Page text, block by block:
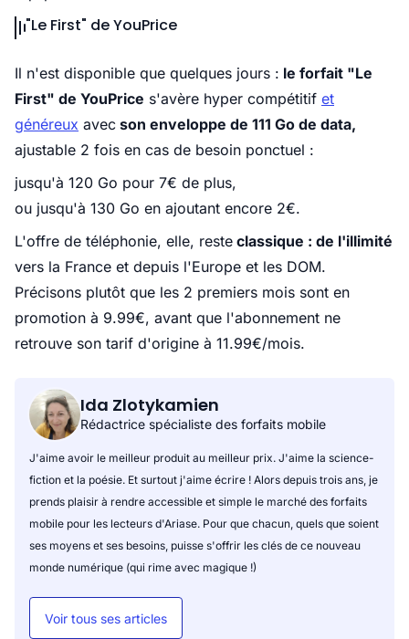
"Le First" de YouPrice
Il n'est disponible que quelques jours : le forfait "Le
First" de YouPrice s'avère hyper compétitif et
généreux avec son enveloppe de 111 Go de data,
ajustable 2 fois en cas de besoin ponctuel :
jusqu'à 120 Go pour 7€ de plus,
ou jusqu'à 130 Go en ajoutant encore 2€.
L'offre de téléphonie, elle, reste classique : de l'illimité
vers la France et depuis l'Europe et les DOM.
Précisons plutôt que les 2 premiers mois sont en
promotion à 9.99€, avant que l'abonnement ne
retrouve son tarif d'origine à 11.99€/mois.
Ida Zlotykamien
Rédactrice spécialiste des forfaits mobile
J'aime avoir le meilleur produit au meilleur prix. J'aime la science-
fiction et la poésie. Et surtout j'aime écrire ! Alors depuis trois ans, je
prends plaisir à rendre accessible et simple le marché des forfaits
mobile pour les lecteurs d'Ariase. Pour que chacun, quels que soient
ses moyens et ses besoins, puisse s'offrir les clés de ce nouveau
monde numérique (qui rime avec magique !)
Voir tous ses articles